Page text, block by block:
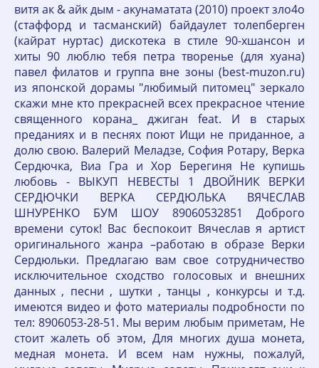
витя ак & айк дым - акунаматата (2010) проект зло4о
(стаффорд и тасманский) байдаулет толепберген
(кайрат нуртас) дискотека в стиле 90-хшансон и
хиты 90 люблю тебя петра творенье (для хуана)
павел филатов и группа вне зоны (best-muzon.ru)
из японской дорамы "любимый питомец" зеркало
скажи мне кто прекрасней всех прекрасное чтение
священного корана_ джиган feat. И в старых
преданиях и в песнях поют Ищи не приданное, а
долю свою. Валерий Меладзе, София Ротару, Верка
Сердючка, Виа Гра и Хор Берегиня Не купишь
любовь - ВЫКУП НЕВЕСТЫ 1 ДВОЙНИК ВЕРКИ
СЕРДЮЧКИ ВЕРКА СЕРДЮЛЬКА ВЯЧЕСЛАВ
ШНУРЕНКО БУМ ШОУ 89060532851 Доброго
времени суток! Вас беспокоит Вячеслав я артист
оригинального жанра –работаю в образе Верки
Сердюльки. Предлагаю вам свое сотрудничество
исключительное сходство голосовых и внешних
данных , песни , шутки , танцы , конкурсы и т.д.
имеются видео и фото материалы подробности по
тел: 8906053-28-51. Мы верим любым приметам, Не
стоит жалеть об этом, Для многих душа монета,
медная монета. И всем нам нужны, пожалуй,